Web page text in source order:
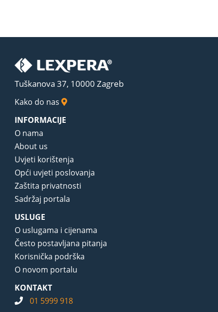
Tuškanova 37, 10000 Zagreb
Kako do nas
INFORMACIJE
O nama
About us
Uvjeti korištenja
Opći uvjeti poslovanja
Zaštita privatnosti
Sadržaj portala
USLUGE
O uslugama i cijenama
Često postavljana pitanja
Korisnička podrška
O novom portalu
KONTAKT
01 5999 918